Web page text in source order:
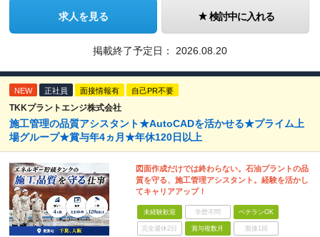
求人を見る 検討中に入れる
掲載終了予定日： 2026.08.20
NEW 正社員 面接情報有 自己PR不要
TKKプラントエンジ株式会社
施工管理の品質アシスタント★AutoCADを活かせる★プライム上
場グループ★賞与年4ヵ月★年休120日以上
図面作成だけでは終わらない。石油プラントの品
質を守る、施工管理アシスタント。経験を活かし
てキャリアアップ！
未経験歓迎 学歴不問 ベテランOK
完全週休2日 賞与複数月 面接1回